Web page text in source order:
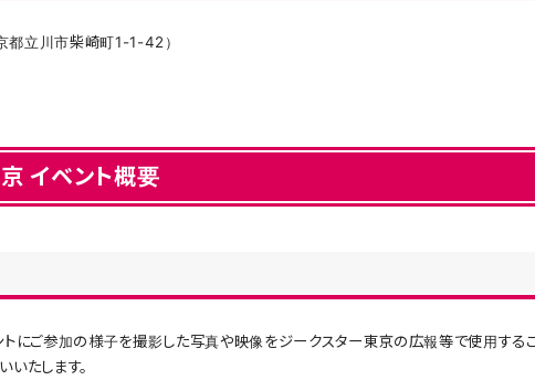
都立川市柴崎町1-1-42）
イベント概要
トにご参加の様子を撮影した写真や映像をジークスター東京の広報等で使用する
たします。